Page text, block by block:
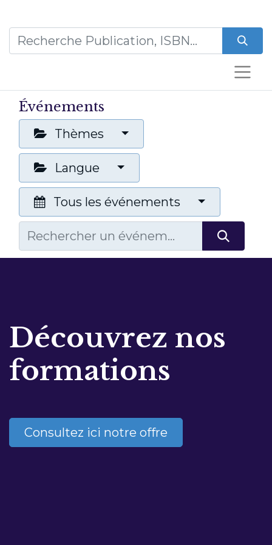
Événements
Thèmes
Langue
Tous les événements
Découvrez nos
formations
Consultez ici notre offre